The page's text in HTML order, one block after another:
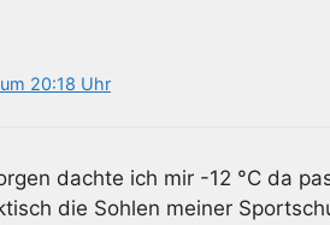
20:18 Uhr
dachte ich mir -12 °C da
die Sohlen meiner